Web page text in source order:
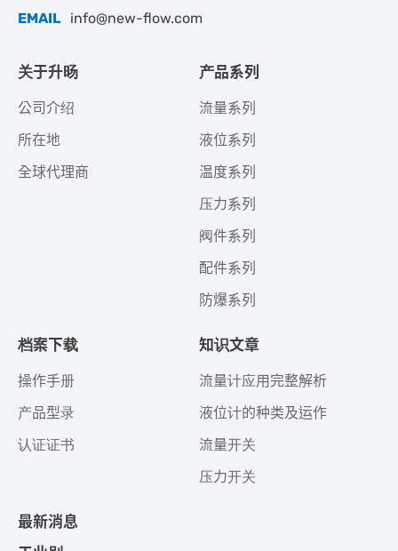
EMAIL info@new-flow.com
关于升旸
公司介绍
所在地
全球代理商
产品系列
流量系列
液位系列
温度系列
压力系列
阀件系列
配件系列
防爆系列
档案下载
操作手册
产品型录
认证证书
知识文章
流量计应用完整解析
液位计的种类及运作
流量开关
压力开关
最新消息